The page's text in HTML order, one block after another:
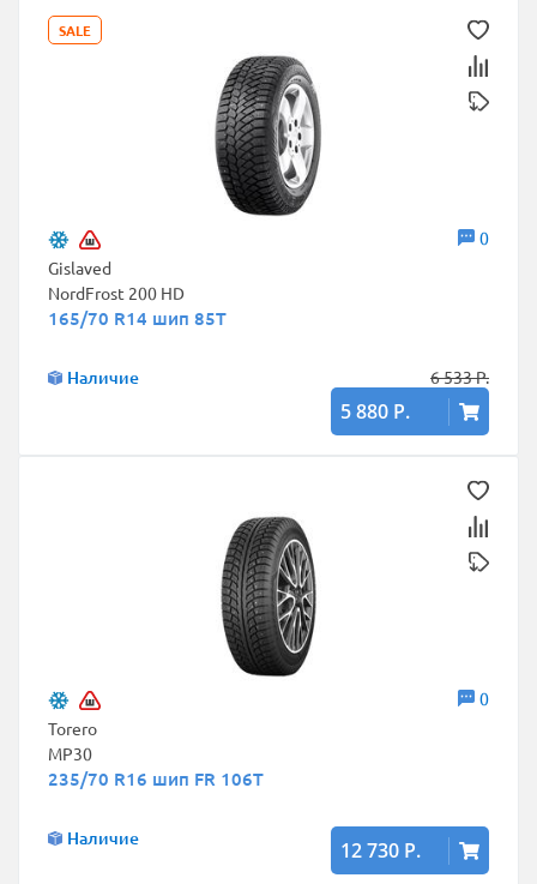
SALE
0
Gislaved
NordFrost 200 HD
165/70 R14 шип 85T
Наличие 6 533 Р.
5 880 Р.
0
Torero
MP30
235/70 R16 шип FR 106T
Наличие 12 730 Р.